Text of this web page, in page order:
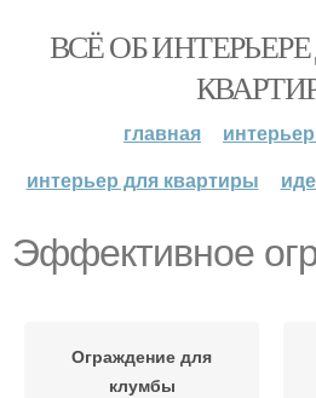
ВСЁ ОБ
главная
интерьер для квартиры
Эффективное
Ограждение для
клумбы